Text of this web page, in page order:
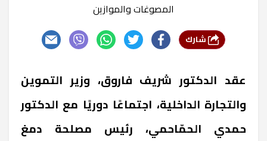
المصوغات والموازين
عقد الدكتور شريف فاروق، وزير التموين
والتجارة الداخلية، اجتماعًا دوريًا مع الدكتور
حمدي الحمّاحمي، رئيس مصلحة دمغ